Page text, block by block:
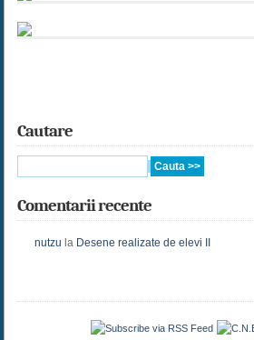
Cautare
Comentarii recente
nutzu la Desene realizate de elevi II